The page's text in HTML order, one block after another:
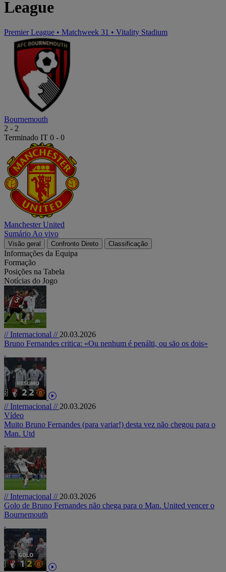
League
Premier League • Matchweek 31 • Vitality Stadium
Bournemouth
2 - 2
Terminado IT 0 - 0
Manchester United
Sumário Ao vivo
Visão geral Confronto Direto Classificação
Informações da Equipa
Formação
Posições na Tabela
Notícias do Jogo
// Internacional // 20.03.2026
Bruno Fernandes critica: «Ou nenhum é penálti, ou são os dois»
// Internacional // 20.03.2026
Vídeo
Muito Bruno Fernandes (para variar!) desta vez não chegou para o
Man. Utd
// Internacional // 20.03.2026
Golo de Bruno Fernandes não chega para o Man. United vencer o
Bournemouth